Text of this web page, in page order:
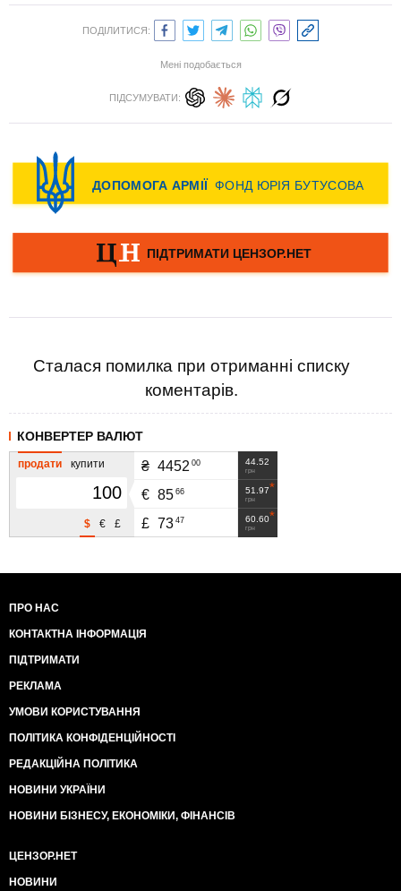
ПОДІЛИТИСЯ:
Мені подобається
ПІДСУМУВАТИ:
Сталася помилка при отриманні списку
коментарів.
КОНВЕРТЕР ВАЛЮТ
продати купити
£
€
$
44.52
грн
₴ 4452 00
51.97
грн
€ 85 66
60.60
грн
£ 73 47
ПРО НАС
КОНТАКТНА ІНФОРМАЦІЯ
ПІДТРИМАТИ
РЕКЛАМА
УМОВИ КОРИСТУВАННЯ
ПОЛІТИКА КОНФІДЕНЦІЙНОСТІ
РЕДАКЦІЙНА ПОЛІТИКА
НОВИНИ УКРАЇНИ
НОВИНИ БІЗНЕСУ, ЕКОНОМІКИ, ФІНАНСІВ
ЦЕНЗОР.НЕТ
НОВИНИ